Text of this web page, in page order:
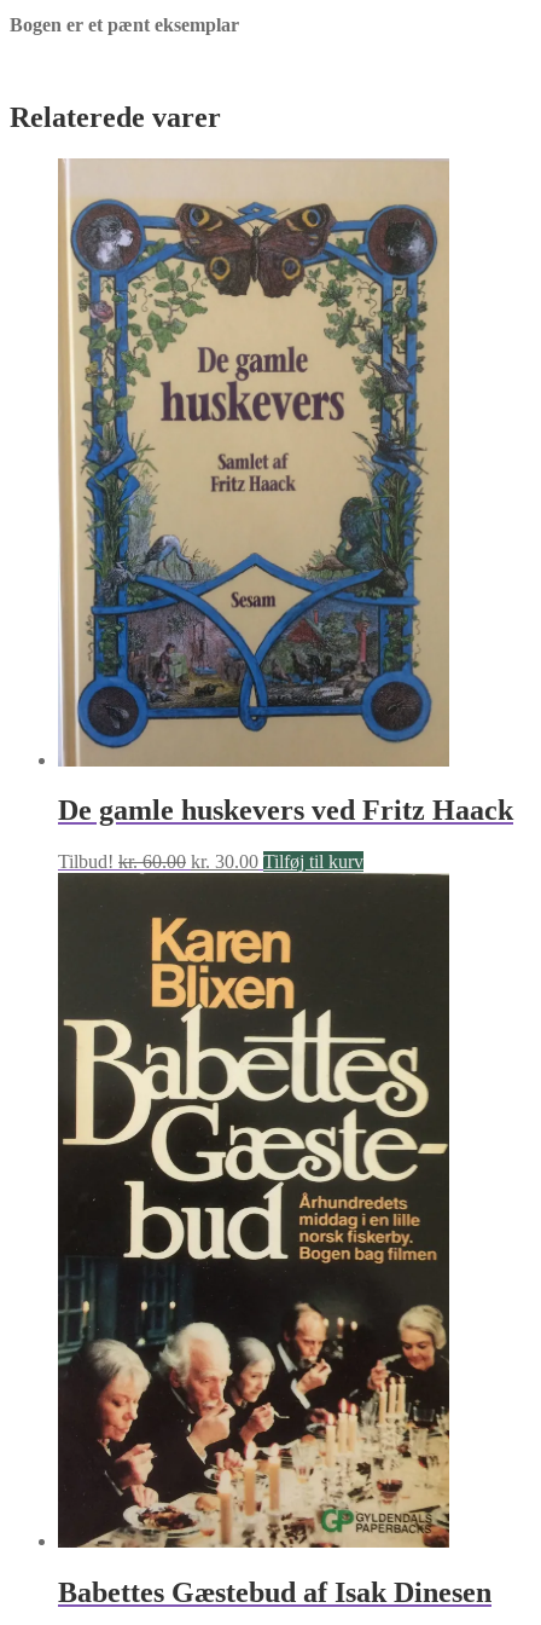
Bogen er et pænt eksemplar
Relaterede varer
De gamle huskevers ved Fritz Haack
Tilbud! kr.60.00 Den
var:
kr. 60.00.
kr. 30.00Den
kr. 30.00.
Tilføj til kurv
Babettes Gæstebud af Isak Dinesen